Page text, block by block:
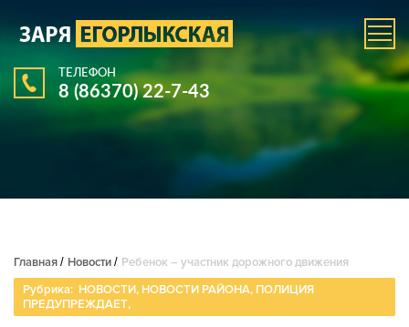
ТЕЛЕФОН
8 (86370) 22-7-43
Главная / Новости / Ребенок – участник дорожного движения
Рубрика: НОВОСТИ, НОВОСТИ РАЙОНА, ПОЛИЦИЯ
ПРЕДУПРЕЖДАЕТ,